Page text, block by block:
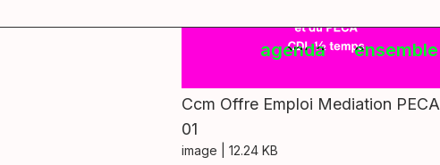
Ccm Offre Emploi Mediation PECA
01
image | 12.24 KB